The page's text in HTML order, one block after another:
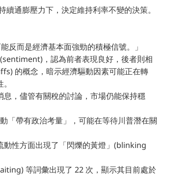
通膨壓力下，決定維持利率不變的決策。
而是經濟基本面強勁的積極信號。」
，認為前者表現良好，後者則相
的概念，暗示經濟驅動因素可能正在轉
，儘管有關稅的討論，市場仍能保持穩
「帶有政治考量」，可能在等待川普潛在關
動性方面出現了「閃爍的黃燈」(blinking
等詞彙出現了 22 次，顯示其目前處於